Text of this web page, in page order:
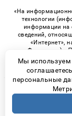
«На
технологии
информации на
сведений,
«Интернет»,
Федерации)».
технологий в
© 2026
Мы используем
персональные